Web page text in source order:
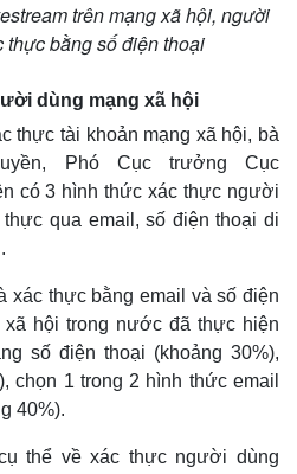
trên mạng xã hội, người
thực bằng số điện thoại
dùng mạng xã hội
thực tài khoản mạng xã hội, bà
Phó Cục trưởng Cục
có 3 hình thức xác thực người
qua email, số điện thoại di
xác thực bằng email và số điện
hội trong nước đã thực hiện
số điện thoại (khoảng 30%),
chọn 1 trong 2 hình thức email
40%).
thể về xác thực người dùng